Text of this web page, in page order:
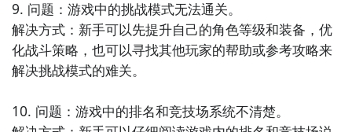
啦。​
2）重点贴士：有时候猩猩助手还没来得及更新最新的决
斗边疆安装包，小伙伴们可能就没办法在精品聚焦中搜
下载决斗边疆的apk文件到电脑上，然后打开猩猩助
9. 问题：游戏中的挑战模式无法通关。
解决方式：新手可以先提升自己的角色等级和装备，优
化战斗策略，也可以寻找其他玩家的帮助或参考攻略来
解决挑战模式的难关。
10. 问题：游戏中的排名和竞技场系统不清楚。